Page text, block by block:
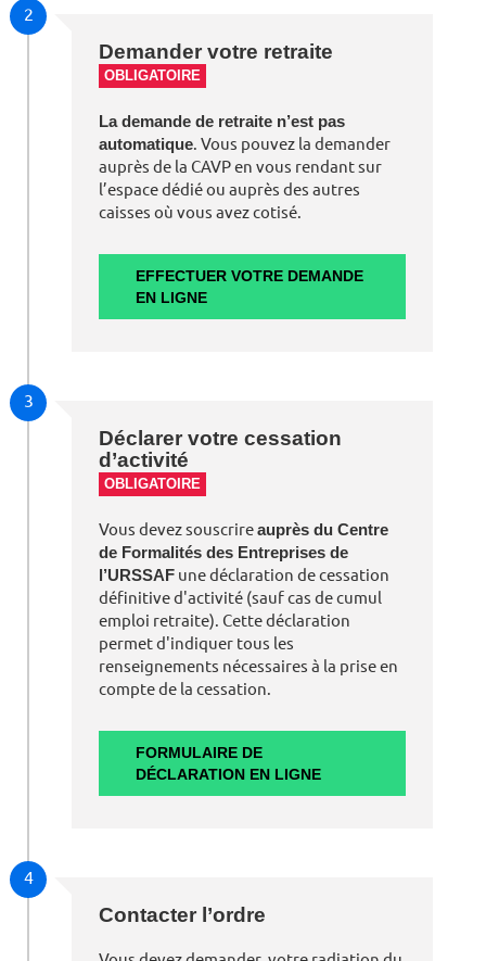
2
Demander votre retraite
OBLIGATOIRE
La demande de retraite n’est pas
automatique. Vous pouvez la demander
auprès de la CAVP en vous rendant sur
l’espace dédié ou auprès des autres
caisses où vous avez cotisé.
EFFECTUER VOTRE DEMANDE
EN LIGNE
3
Déclarer votre cessation
d’activité
OBLIGATOIRE
Vous devez souscrireauprès du Centre
de Formalités des Entreprises de
l’URSSAF une déclaration de cessation
définitive d'activité (sauf cas de cumul
emploi retraite). Cette déclaration
permet d'indiquer tous les
renseignements nécessaires à la prise en
compte de la cessation.
FORMULAIRE DE
DÉCLARATION EN LIGNE
4
Contacter l’ordre